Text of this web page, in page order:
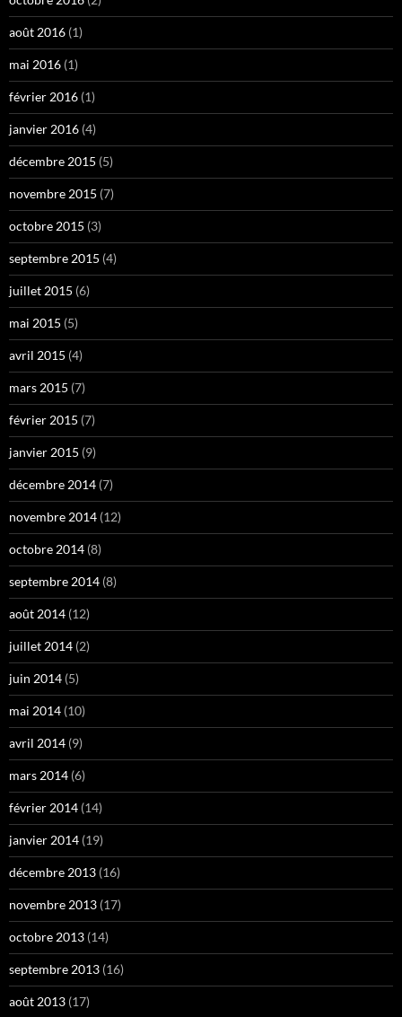
août 2016 (1)
mai 2016 (1)
février 2016 (1)
janvier 2016 (4)
décembre 2015 (5)
novembre 2015 (7)
octobre 2015 (3)
septembre 2015 (4)
juillet 2015 (6)
mai 2015 (5)
avril 2015 (4)
mars 2015 (7)
février 2015 (7)
janvier 2015 (9)
décembre 2014 (7)
novembre 2014 (12)
octobre 2014 (8)
septembre 2014 (8)
août 2014 (12)
juillet 2014 (2)
juin 2014 (5)
mai 2014 (10)
avril 2014 (9)
mars 2014 (6)
février 2014 (14)
janvier 2014 (19)
décembre 2013 (16)
novembre 2013 (17)
octobre 2013 (14)
septembre 2013 (16)
août 2013 (17)